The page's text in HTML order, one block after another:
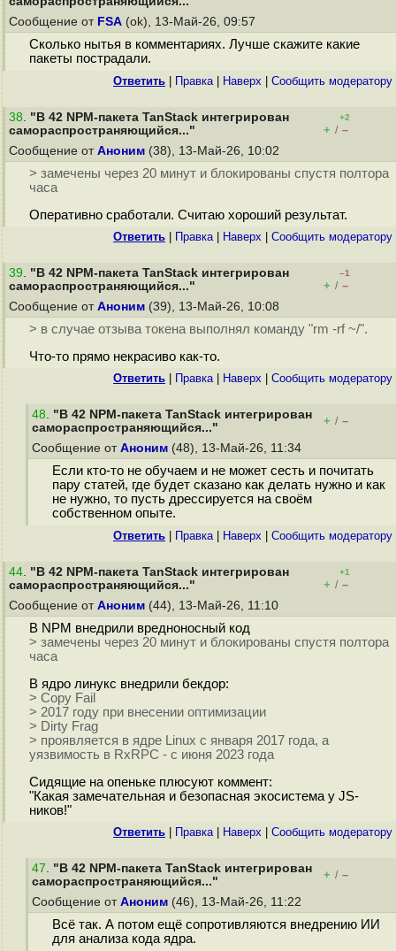
Сообщение от FSA (ok), 13-Май-26, 09:57
Сколько нытья в комментариях. Лучше скажите какие
пакеты пострадали.
Ответить Правка| Наверх Cообщить модератору
38. "В 42 NPM-пакета TanStack интегрирован
самораспространяющийся..."
+2
+ / –
Сообщение от Аноним (38), 13-Май-26, 10:02
> замечены через 20 минут и блокированы спустя полтора
часа
Оперативно сработали. Считаю хороший результат.
Ответить Правка| Наверх Cообщить модератору
39. "В 42 NPM-пакета TanStack интегрирован
самораспространяющийся..."
–1
+ / –
Сообщение от Аноним (39), 13-Май-26, 10:08
> в случае отзыва токена выполнял команду "rm -rf ~/".
Что-то прямо некрасиво как-то.
Ответить Правка| Наверх Cообщить модератору
48. "В 42 NPM-пакета TanStack интегрирован
самораспространяющийся..."
+ / –
Сообщение от Аноним (48), 13-Май-26, 11:34
Если кто-то не обучаем и не может сесть и почитать
пару статей, где будет сказано как делать нужно и как
не нужно, то пусть дрессируется на своём
собственном опыте.
Ответить Правка| Наверх Cообщить модератору
44. "В 42 NPM-пакета TanStack интегрирован
самораспространяющийся..."
+1
+ / –
Сообщение от Аноним (44), 13-Май-26, 11:10
В NPM внедрили вредноносный код
> замечены через 20 минут и блокированы спустя полтора
часа
В ядро линукс внедрили бекдор:
> Copy Fail
> 2017 году при внесении оптимизации
> Dirty Frag
> проявляется в ядре Linux с января 2017 года, а
уязвимость в RxRPC - с июня 2023 года
Сидящие на опеньке плюсуют коммент:
"Какая замечательная и безопасная экосистема у JS-
ников!"
Ответить Правка| Наверх Cообщить модератору
47. "В 42 NPM-пакета TanStack интегрирован
самораспространяющийся..."
+ / –
Сообщение от Аноним (46), 13-Май-26, 11:22
Всё так. А потом ещё сопротивляются внедрению ИИ
для анализа кода ядра.